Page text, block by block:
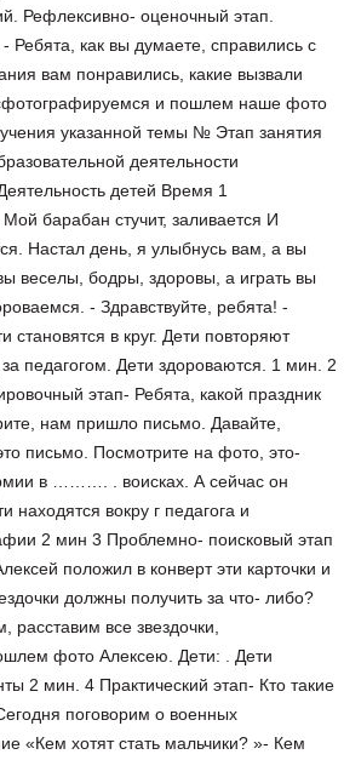
Рефлексивно- оценочный этап.
Ребята, как вы думаете, справились с
вам понравились, какие вызвали
и пошлем наше фото
указанной темы № Этап занятия
деятельности
детей Время 1
барабан стучит, заливается И
Настал день, я улыбнусь вам, а вы
веселы, бодры, здоровы, а играть вы
- Здравствуйте, ребята! -
становятся в круг. Дети повторяют
педагогом. Дети здороваются. 1 мин. 2
этап- Ребята, какой праздник
нам пришло письмо. Давайте,
письмо. Посмотрите на фото, это-
в ………. . воисках. А сейчас он
находятся вокру г педагога и
2 мин 3 Проблемно- поисковый этап
положил в конверт эти карточки и
должны получить за что- либо?
расставим все звездочки,
фото Алексею. Дети: . Дети
2 мин. 4 Практический этап- Кто такие
поговорим о военных
«Кем хотят стать мальчики? »- Кем